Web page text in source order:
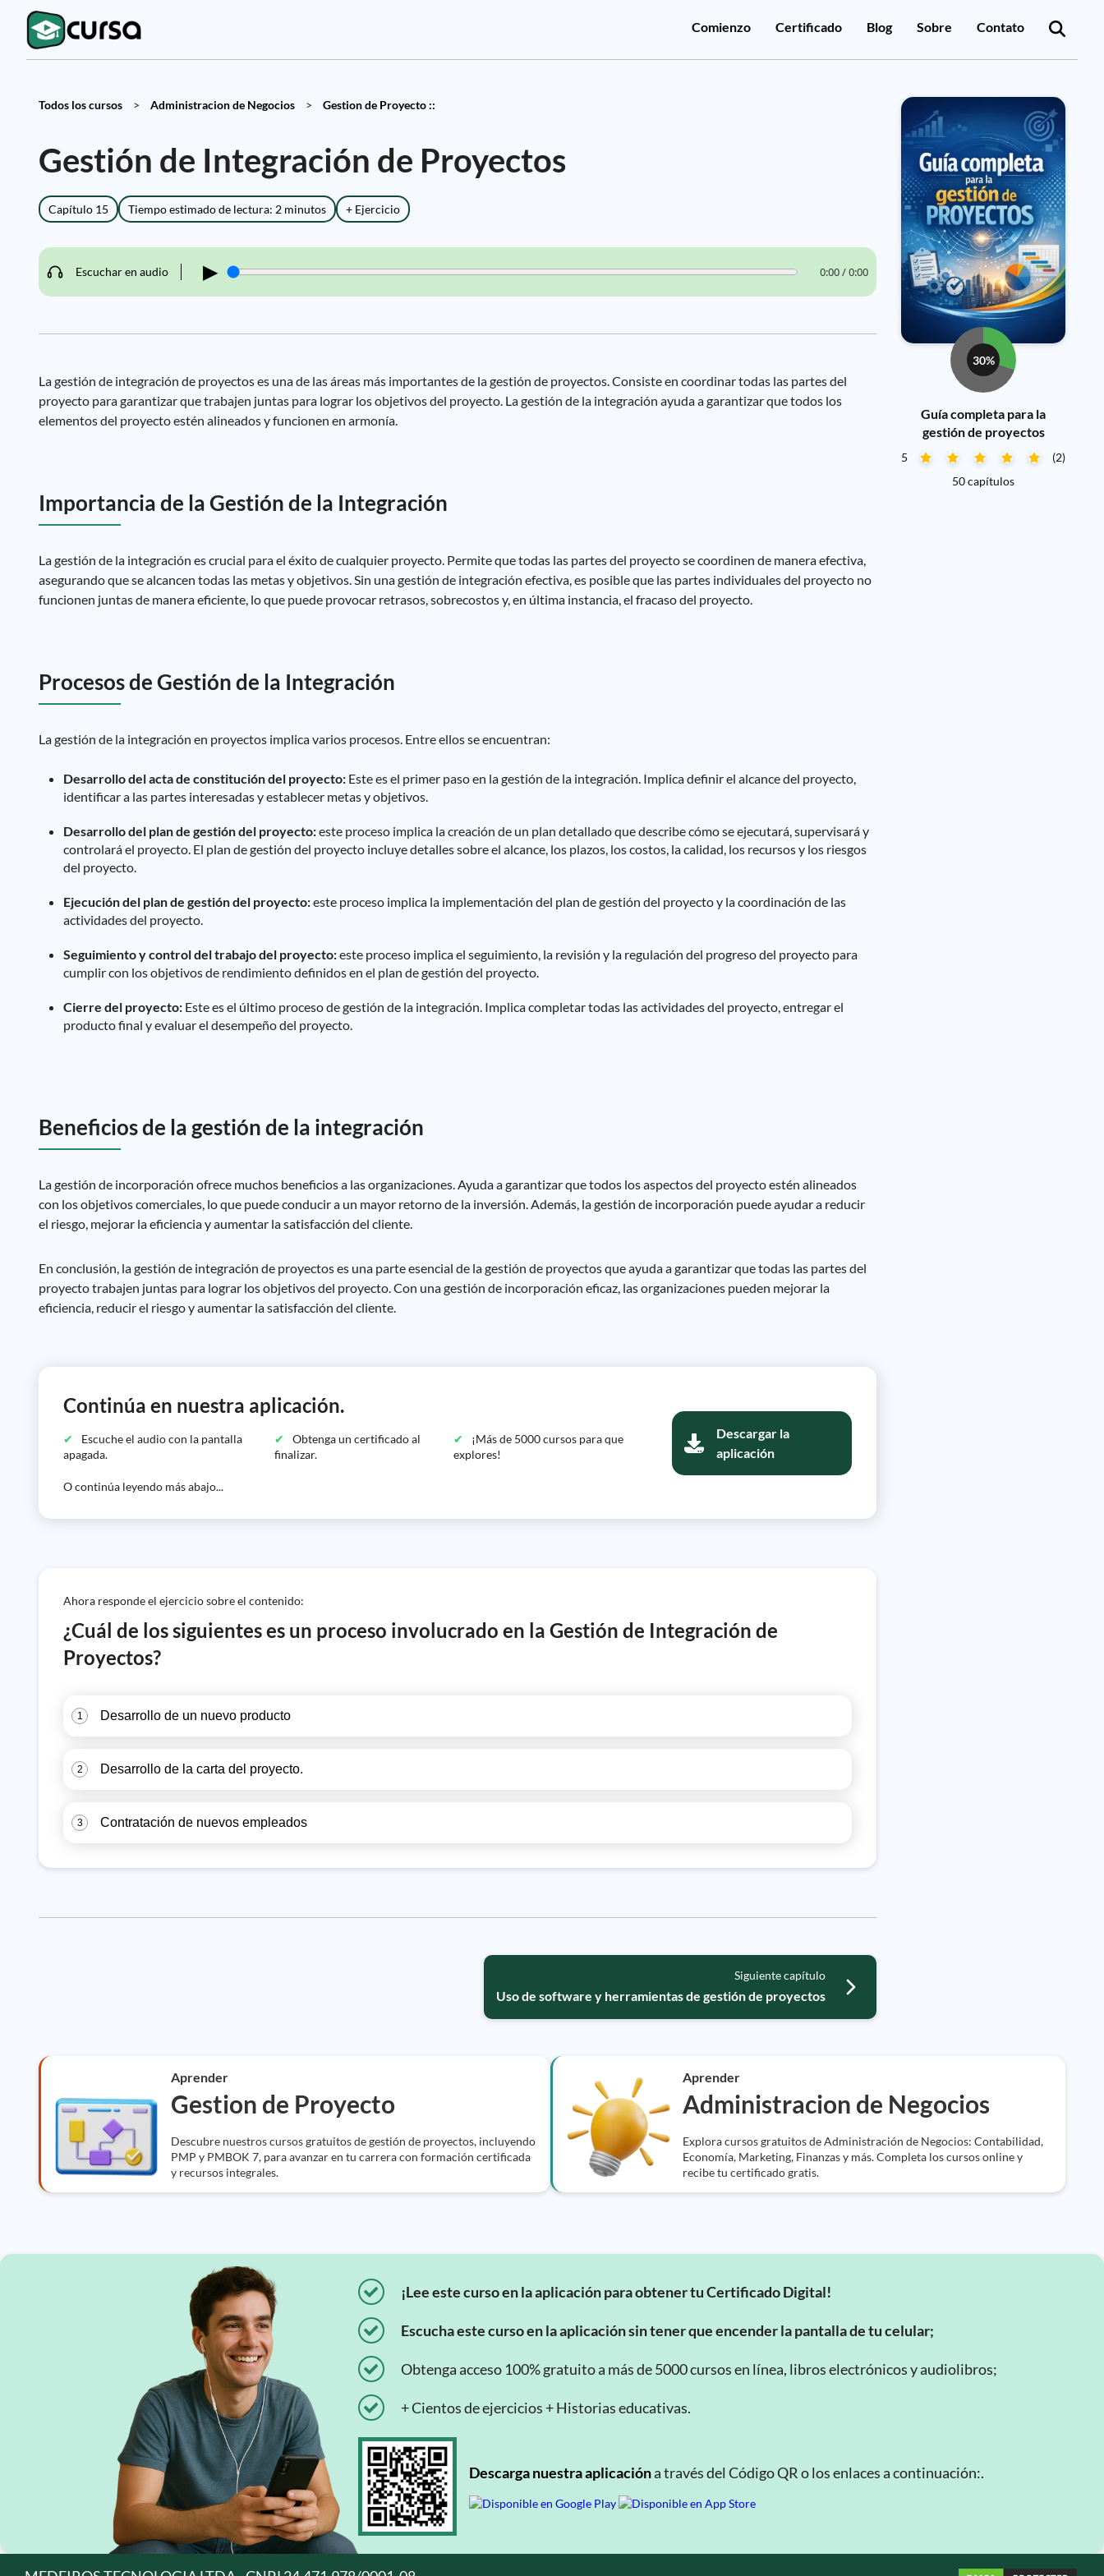
Comienzo Certificado Blog Sobre Contato
Todos los cursos > Administracion de Negocios > Gestion de Proyecto ::
Gestión de Integración de Proyectos
Capítulo 15 Tiempo estimado de lectura: 2 minutos + Ejercicio
Escuchar en audio ▶ 0:00 / 0:00
La gestión de integración de proyectos es una de las áreas más importantes de la gestión de proyectos. Consiste en coordinar todas las partes del
proyecto para garantizar que trabajen juntas para lograr los objetivos del proyecto. La gestión de la integración ayuda a garantizar que todos los
elementos del proyecto estén alineados y funcionen en armonía.
Importancia de la Gestión de la Integración
La gestión de la integración es crucial para el éxito de cualquier proyecto. Permite que todas las partes del proyecto se coordinen de manera efectiva,
asegurando que se alcancen todas las metas y objetivos. Sin una gestión de integración efectiva, es posible que las partes individuales del proyecto no
funcionen juntas de manera eficiente, lo que puede provocar retrasos, sobrecostos y, en última instancia, el fracaso del proyecto.
Procesos de Gestión de la Integración
La gestión de la integración en proyectos implica varios procesos. Entre ellos se encuentran:
Desarrollo del acta de constitución del proyecto: Este es el primer paso en la gestión de la integración. Implica definir el alcance del proyecto,
identificar a las partes interesadas y establecer metas y objetivos.
Desarrollo del plan de gestión del proyecto:este proceso implica la creación de un plan detallado que describe cómo se ejecutará, supervisará y
controlará el proyecto. El plan de gestión del proyecto incluye detalles sobre el alcance, los plazos, los costos, la calidad, los recursos y los riesgos
del proyecto.
Ejecución del plan de gestión del proyecto:este proceso implica la implementación del plan de gestión del proyecto y la coordinación de las
actividades del proyecto.
Seguimiento y control del trabajo del proyecto:este proceso implica el seguimiento, la revisión y la regulación del progreso del proyecto para
cumplir con los objetivos de rendimiento definidos en el plan de gestión del proyecto.
Cierre del proyecto: Este es el último proceso de gestión de la integración. Implica completar todas las actividades del proyecto, entregar el
producto final y evaluar el desempeño del proyecto.
Beneficios de la gestión de la integración
La gestión de incorporación ofrece muchos beneficios a las organizaciones. Ayuda a garantizar que todos los aspectos del proyecto estén alineados
con los objetivos comerciales, lo que puede conducir a un mayor retorno de la inversión. Además, la gestión de incorporación puede ayudar a reducir
el riesgo, mejorar la eficiencia y aumentar la satisfacción del cliente.
En conclusión, la gestión de integración de proyectos es una parte esencial de la gestión de proyectos que ayuda a garantizar que todas las partes del
proyecto trabajen juntas para lograr los objetivos del proyecto. Con una gestión de incorporación eficaz, las organizaciones pueden mejorar la
eficiencia, reducir el riesgo y aumentar la satisfacción del cliente.
Continúa en nuestra aplicación.
Escuche el audio con la pantalla
apagada.
Obtenga un certificado al
finalizar.
¡Más de 5000 cursos para que
explores!
O continúa leyendo más abajo...
Descargar la
aplicación
Ahora responde el ejercicio sobre el contenido:
¿Cuál de los siguientes es un proceso involucrado en la Gestión de Integración de
Proyectos?
1 Desarrollo de un nuevo producto
2 Desarrollo de la carta del proyecto.
3 Contratación de nuevos empleados
Siguiente capítulo
Uso de software y herramientas de gestión de proyectos
30%
Guía completa para la
gestión de proyectos
5
(2)
50 capítulos
Aprender
Gestion de Proyecto
Descubre nuestros cursos gratuitos de gestión de proyectos, incluyendo
PMP y PMBOK 7, para avanzar en tu carrera con formación certificada
y recursos integrales.
Aprender
Administracion de Negocios
Explora cursos gratuitos de Administración de Negocios: Contabilidad,
Economía, Marketing, Finanzas y más. Completa los cursos online y
recibe tu certificado gratis.
¡Lee este curso en la aplicación para obtener tu Certificado Digital!
Escucha este curso en la aplicación sin tener que encender la pantalla de tu celular;
Obtenga acceso 100% gratuito a más de 5000 cursos en línea, libros electrónicos y audiolibros;
+ Cientos de ejercicios + Historias educativas.
Descarga nuestra aplicacióna través del Código QR o los enlaces a continuación:.